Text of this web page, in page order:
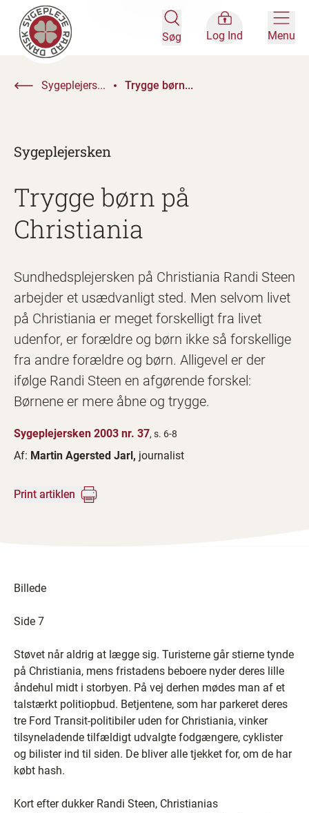
Søg Log Ind Menu
Sygeplejers... Trygge børn...
Sygeplejersken
Trygge børn på
Christiania
Sundhedsplejersken på Christiania Randi Steen
arbejder et usædvanligt sted. Men selvom livet
på Christiania er meget forskelligt fra livet
udenfor, er forældre og børn ikke så forskellige
fra andre forældre og børn. Alligevel er der
ifølge Randi Steen en afgørende forskel:
Børnene er mere åbne og trygge.
Sygeplejersken 2003 nr. 37, s. 6-8
Af: Martin Agersted Jarl, journalist
Print artiklen
Billede
Side 7
Støvet når aldrig at lægge sig. Turisterne går stierne tynde
på Christiania, mens fristadens beboere nyder deres lille
åndehul midt i storbyen. På vej derhen mødes man af et
talstærkt politiopbud. Betjentene, som har parkeret deres
tre Ford Transit-politibiler uden for Christiania, vinker
tilsyneladende tilfældigt udvalgte fodgængere, cyklister
og bilister ind til siden. De bliver alle tjekket for, om de har
købt hash.
Kort efter dukker Randi Steen, Christianias